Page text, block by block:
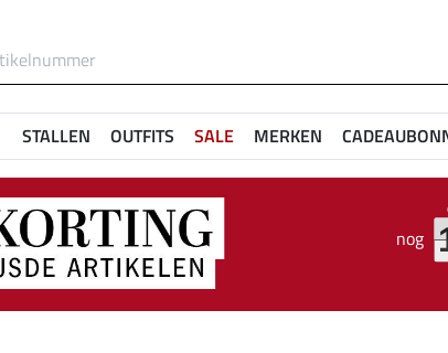
STALLEN OUTFITS SALE MERKEN
nog